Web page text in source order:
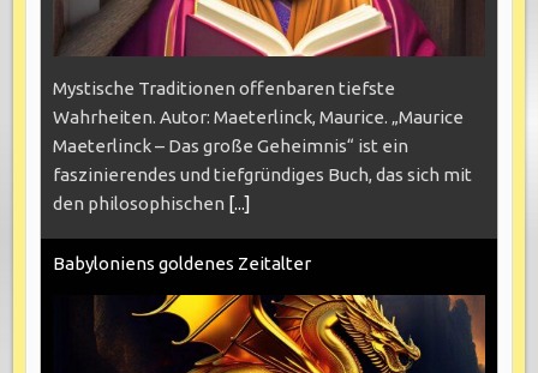
Mystische Traditionen offenbaren tiefste
Wahrheiten. Autor: Maeterlinck, Maurice. „Maurice
Maeterlinck – Das große Geheimnis“ ist ein
faszinierendes und tiefgründiges Buch, das sich mit
den philosophischen [...]
Babyloniens goldenes Zeitalter